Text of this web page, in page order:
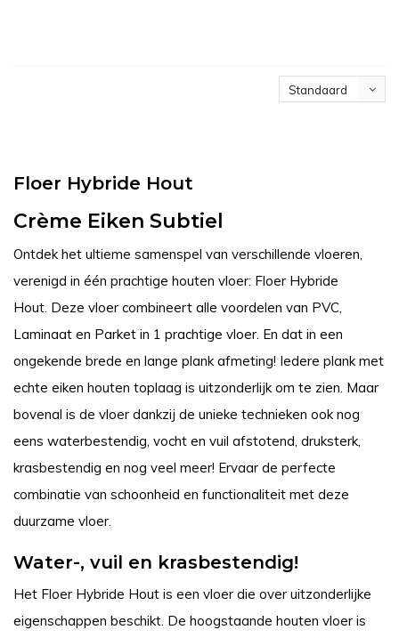
Standaard
Floer Hybride Hout
Crème Eiken Subtiel
Ontdek het ultieme samenspel van verschillende vloeren,
verenigd in één prachtige houten vloer: Floer Hybride
Hout. Deze vloer combineert alle voordelen van PVC,
Laminaat en Parket in 1 prachtige vloer. En dat in een
ongekende brede en lange plank afmeting! Iedere plank met
echte eiken houten toplaag is uitzonderlijk om te zien. Maar
bovenal is de vloer dankzij de unieke technieken ook nog
eens waterbestendig, vocht en vuil afstotend, druksterk,
krasbestendig en nog veel meer! Ervaar de perfecte
combinatie van schoonheid en functionaliteit met deze
duurzame vloer.
Water-, vuil en krasbestendig!
Het Floer Hybride Hout is een vloer die over uitzonderlijke
eigenschappen beschikt. De hoogstaande houten vloer is